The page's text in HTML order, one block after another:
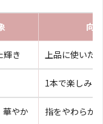
向
輝き 上品に使いた
1本で楽しみた
華やか 指をやわらか